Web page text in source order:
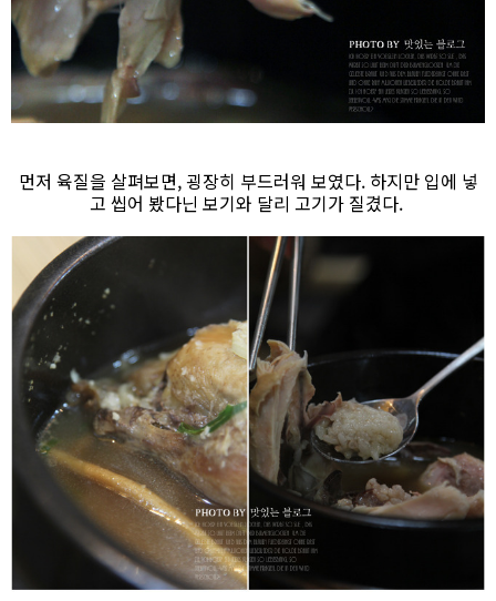
먼저 육질을 살펴보면, 굉장히 부드러워 보였다. 하지만 입에 넣
고 씹어 봤다닌 보기와 달리 고기가 질겼다.